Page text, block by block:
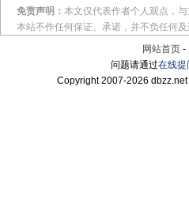
免责声明： 本文仅代表作者个人观点，
本站不作任何保证、承诺，并不负任何
网站首页 -
问题请通过在线提
Copyright 2007-2026